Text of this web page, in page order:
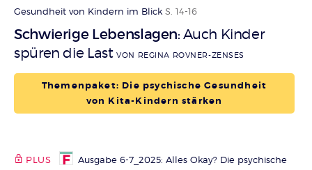
Gesundheit von Kindern im Blick S. 14-16
Schwierige Lebenslagen:Auch Kinder
spüren die Last VON REGINA ROVNER-ZENSES
Themenpaket: Die psychische Gesundheit
von Kita-Kindern stärken
PLUS
Ausgabe 6-7_2025: Alles Okay? Die psychische